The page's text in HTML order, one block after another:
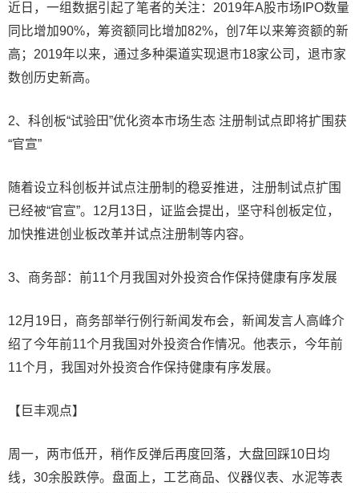
近日，一组数据引起了笔者的关注：2019年A股市场IPO数量
同比增加90%，筹资额同比增加82%，创7年以来筹资额的新
高；2019年以来，通过多种渠道实现退市18家公司，退市家
数创历史新高。
2、科创板“试验田”优化资本市场生态 注册制试点即将扩围获
“官宣”
随着设立科创板并试点注册制的稳妥推进，注册制试点扩围
已经被“官宣”。12月13日，证监会提出，坚守科创板定位，
加快推进创业板改革并试点注册制等内容。
3、商务部：前11个月我国对外投资合作保持健康有序发展
12月19日，商务部举行例行新闻发布会，新闻发言人高峰介
绍了今年前11个月我国对外投资合作情况。他表示，今年前
11个月，我国对外投资合作保持健康有序发展。
【巨丰观点】
周一，两市低开，稍作反弹后再度回落，大盘回踩10日均
线，30余股跌停。盘面上，工艺商品、仪器仪表、水泥等表